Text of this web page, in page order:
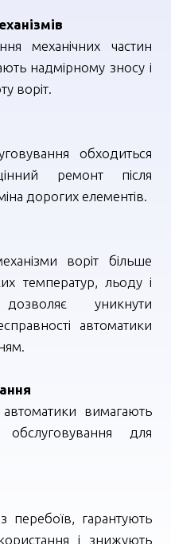
механічних частин
надмірному зносу і
воріт.
обходиться
ремонт після
дорогих елементів.
воріт більше
температур, льоду і
уникнути
автоматики
вимагають
обслуговування для
перебоїв, гарантують
і знижують